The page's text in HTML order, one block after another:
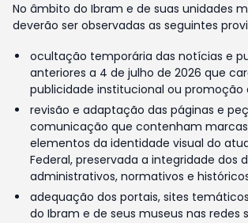
No âmbito do Ibram e de suas unidades
deverão ser observadas as seguintes
ocultação temporária das notícias e
anteriores a 4 de julho de 2026 que
publicidade institucional ou promoção
revisão e adaptação das páginas e
comunicação que contenham
elementos da identidade visual do
Federal, preservada a integridade dos
administrativos, normativos e
adequação dos portais, sites
do Ibram e de seus museus nas redes